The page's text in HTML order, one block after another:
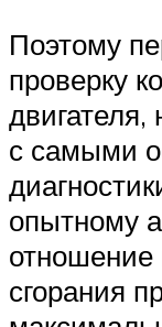
Поэтому
проверку
двигателя,
с самыми
опытному
сгорания